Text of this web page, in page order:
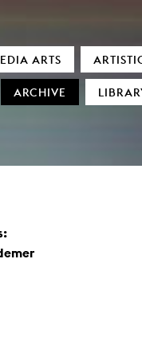
ARTS
ARCHIVE Glasmoog